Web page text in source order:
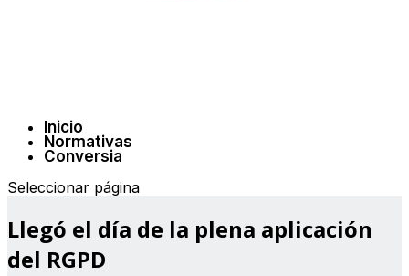
Inicio
Normativas
Conversia
Seleccionar página
Llegó el día de la plena aplicación
del RGPD